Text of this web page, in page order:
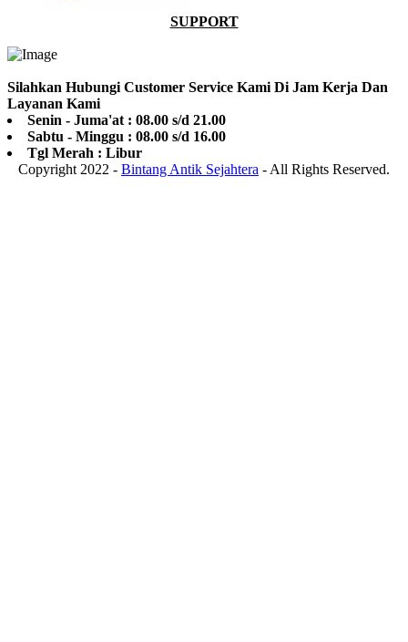
SUPPORT
Silahkan Hubungi Customer Service Kami Di Jam Kerja Dan
Layanan Kami
Senin - Juma'at : 08.00 s/d 21.00
Sabtu - Minggu : 08.00 s/d 16.00
Tgl Merah : Libur
Copyright 2022 - Bintang Antik Sejahtera - All Rights Reserved.